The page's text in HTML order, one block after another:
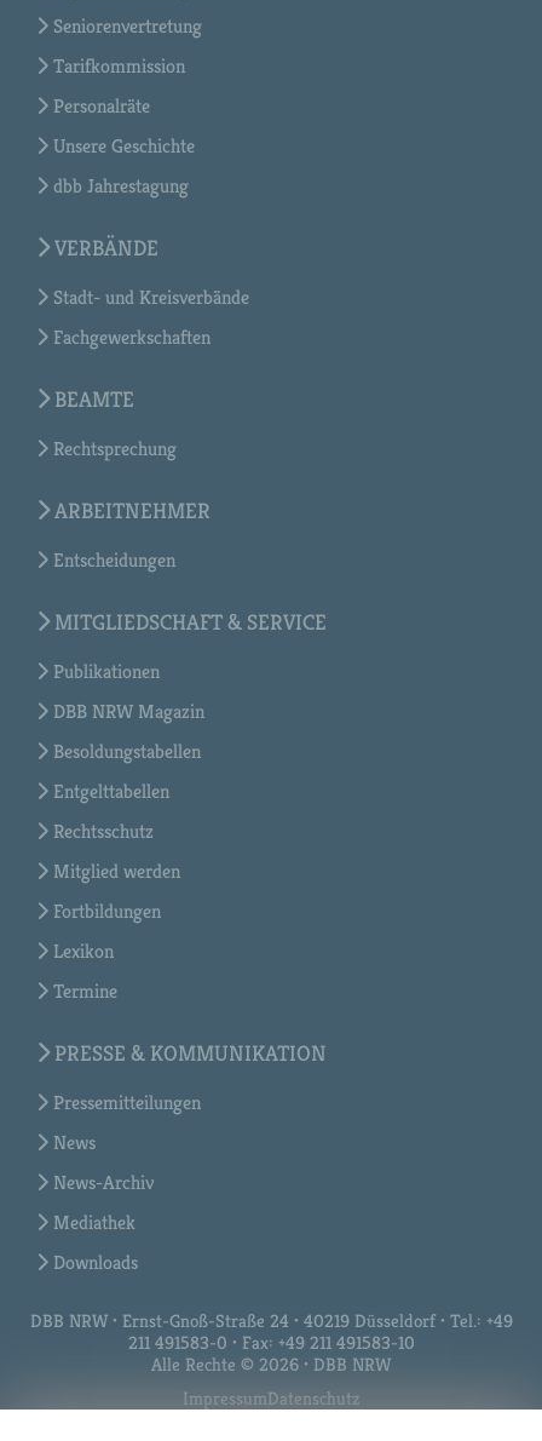
Seniorenvertretung
Tarifkommission
Personalräte
Unsere Geschichte
dbb Jahrestagung
VERBÄNDE
Stadt- und Kreisverbände
Fachgewerkschaften
BEAMTE
Rechtsprechung
ARBEITNEHMER
Entscheidungen
MITGLIEDSCHAFT & SERVICE
Publikationen
DBB NRW Magazin
Besoldungstabellen
Entgelttabellen
Rechtsschutz
Mitglied werden
Fortbildungen
Lexikon
Termine
PRESSE & KOMMUNIKATION
Pressemitteilungen
News
News-Archiv
Mediathek
Downloads
DBB NRW • Ernst-Gnoß-Straße 24 • 40219 Düsseldorf • Tel.: +49
211 491583-0 • Fax: +49 211 491583-10
Alle Rechte © 2026 • DBB NRW
ImpressumDatenschutz